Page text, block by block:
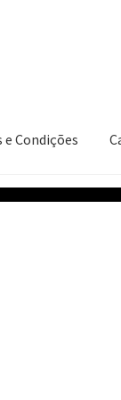
e Condições
Carrinho